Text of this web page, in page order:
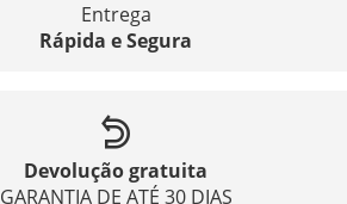
Entrega
Rápida e Segura
Devolução gratuita
GARANTIA DE ATÉ 30 DIAS